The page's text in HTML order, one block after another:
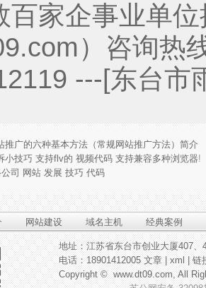
百家企事业单
）咨询热
---[东台市
推广的六种基本方法（常规网站推广方法）简介
小技巧 支持flv的 视频代码 支持兼容多种浏览器!
司 网站 发展 技巧 代码
网站建设 域名主机 经典案例
地址：江苏省东台市创业大厦407、
电话：18901412005 文章| xml
链
Copyright © www.dt09.com, All